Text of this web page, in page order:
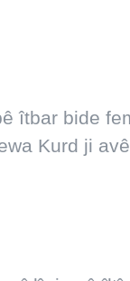
îtbar bide
Kurd ji